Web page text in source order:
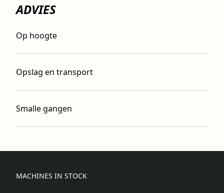
ADVIES
Op hoogte
Opslag en transport
Smalle gangen
MACHINES IN STOCK